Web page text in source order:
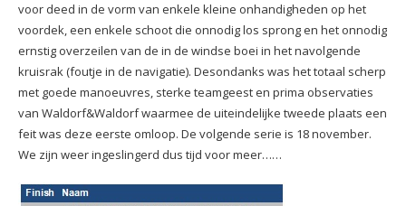
voor deed in de vorm van enkele kleine onhandigheden op het
voordek, een enkele schoot die onnodig los sprong en het onnodig
ernstig overzeilen van de in de windse boei in het navolgende
kruisrak (foutje in de navigatie). Desondanks was het totaal scherp
met goede manoeuvres, sterke teamgeest en prima observaties
van Waldorf&Waldorf waarmee de uiteindelijke tweede plaats een
feit was deze eerste omloop. De volgende serie is 18 november.
We zijn weer ingeslingerd dus tijd voor meer……